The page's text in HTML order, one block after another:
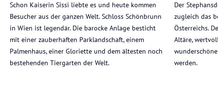
Schon Kaiserin Sissi liebte es und heute kommen
Besucher aus der ganzen Welt. Schloss Schönbrunn
in Wien ist legendär. Die barocke Anlage besticht
mit einer zauberhaften Parklandschaft, einem
Palmenhaus, einer Gloriette und dem ältesten noch
bestehenden Tiergarten der Welt.
Der
zugleich das
Österreichs.
Altäre,
werden.